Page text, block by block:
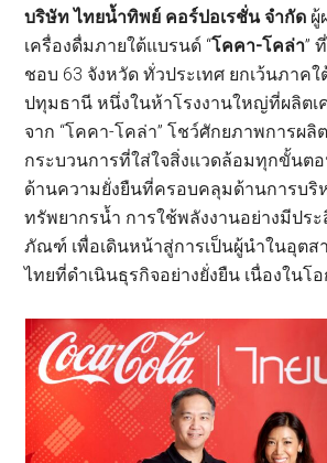
บริษัท ไทยน้ำทิพย์ คอร์ปอเรชั่น จำกัด ผู้
เครื่องดื่มภายใต้แบรนด์ “โคคา-โคล่า”
ชอบ 63 จังหวัด ทั่วประเทศ ยกเว้นภาคใ
ปทุมธานี หนึ่งในห้าโรงงานใหญ่ที่ผลิตเ
จาก “โคคา-โคล่า” โชว์ศักยภาพการผลิ
กระบวนการที่ใส่ใจสิ่งแวดล้อมทุกขั้นต
ด้านความยั่งยืนที่ครอบคลุมด้านการบริ
ทรัพยากรน้ำ การใช้พลังงานอย่างมีปร
ภัณฑ์ เพื่อเดินหน้าสู่การเป็นผู้นำในอุตส
ไทยที่ดำเนินธุรกิจอย่างยั่งยืน เนื่องในโ